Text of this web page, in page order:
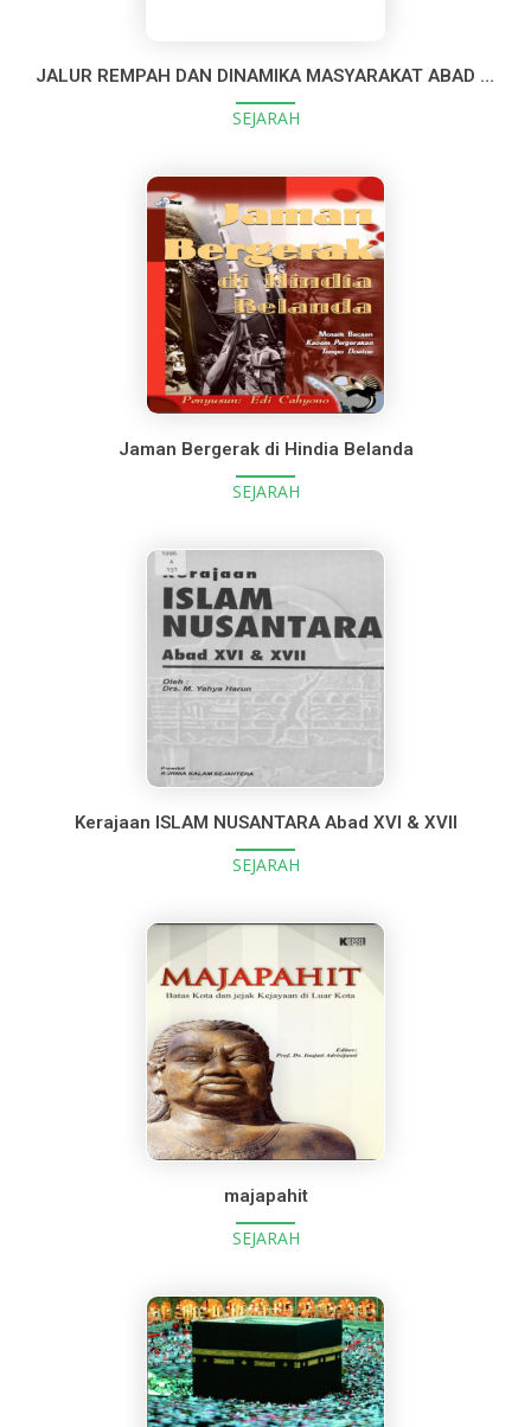
JALUR REMPAH DAN DINAMIKA MASYARAKAT ABAD X - XVI: KEPULAUAN BANDA, JAMBI, DAN PANTAI UTARA JAWA
SEJARAH
Jaman Bergerak di Hindia Belanda
SEJARAH
Kerajaan ISLAM NUSANTARA Abad XVI & XVII
SEJARAH
majapahit
SEJARAH